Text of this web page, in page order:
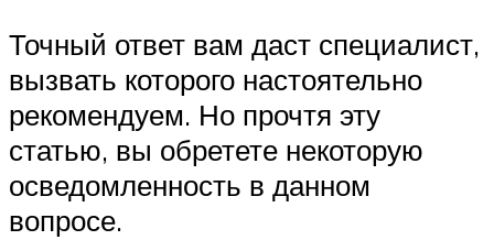
Точный ответ вам даст специалист,
вызвать которого настоятельно
рекомендуем. Но прочтя эту
статью, вы обретете некоторую
осведомленность в данном
вопросе.